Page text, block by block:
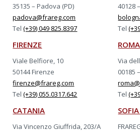
35135 – Padova (PD)
padova@frareg.com
Tel(+39) 049 825.8397
40128
Tel
FIRENZE
Viale Belfiore, 10
50144 Firenze
firenze@frareg.com
Tel(+39) 055.0317.642
ROMA
Via
00185
Tel
CATANIA
Via Vincenzo Giuffrida, 203/A